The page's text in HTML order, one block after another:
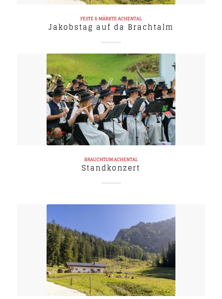
FESTE & MÄRKTEACHENTAL
Jakobstag auf da Brachtalm
BRAUCHTUMACHENTAL
Standkonzert